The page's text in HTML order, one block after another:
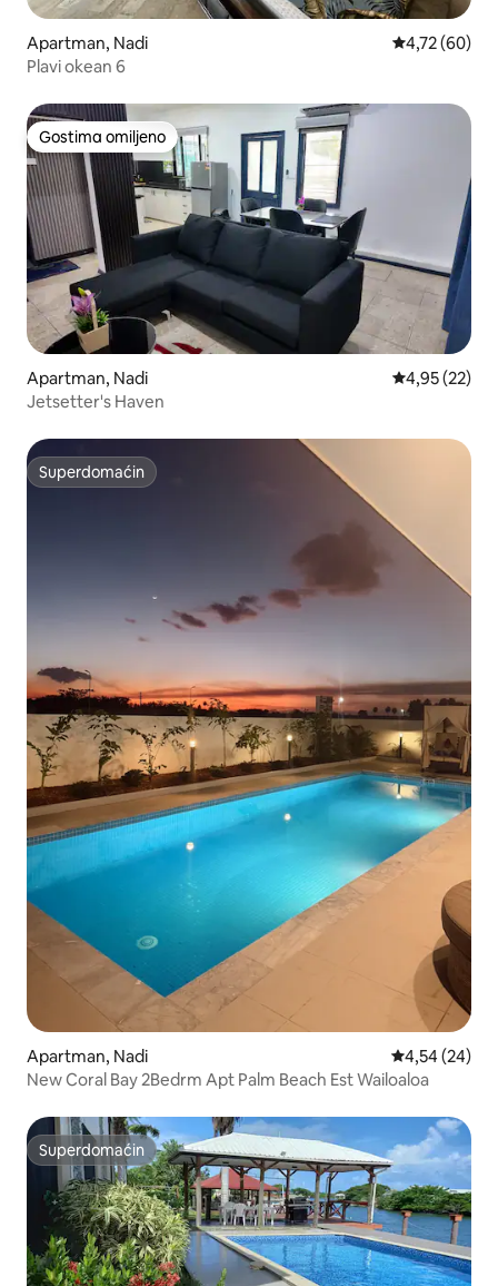
Apartman, Nadi Prosečna
4,72 (60)
Plavi okean 6
Gostima omiljeno
Gostima omiljeno
Apartman, Nadi Prosečna
4,95 (22)
Jetsetter's Haven
Superdomaćin
Superdomaćin
Apartman, Nadi Prosečna
4,54 (24)
New Coral Bay 2Bedrm Apt Palm Beach Est Wailoaloa
Superdomaćin
Superdomaćin